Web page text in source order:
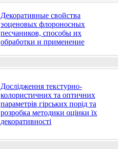
Декоративные свойства
эоценовых флороносных
песчаников, способы их
обработки и применение
Дослідження текстурно-
колористичних та оптичних
параметрів гірських порід та
розробка методики оцінки їх
декоративності